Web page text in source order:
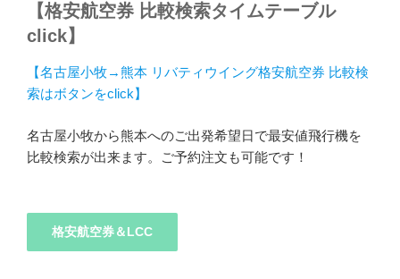
【格安航空券 比較検索タイムテーブル
click】
【名古屋小牧→熊本 リバティウイング格安航空券 比較検
索はボタンをclick】
名古屋小牧から熊本へのご出発希望日で最安値飛行機を
比較検索が出来ます。ご予約注文も可能です！
格安航空券＆LCC